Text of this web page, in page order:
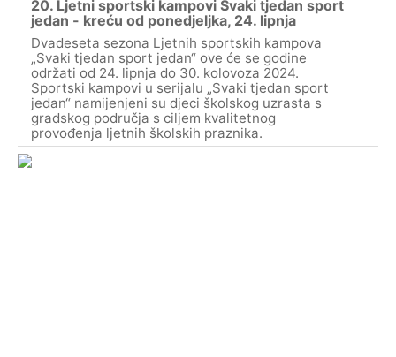
20. Ljetni sportski kampovi Svaki tjedan sport
jedan - kreću od ponedjeljka, 24. lipnja
Dvadeseta sezona Ljetnih sportskih kampova
„Svaki tjedan sport jedan“ ove će se godine
održati od 24. lipnja do 30. kolovoza 2024.
Sportski kampovi u serijalu „Svaki tjedan sport
jedan“ namijenjeni su djeci školskog uzrasta s
gradskog područja s ciljem kvalitetnog
provođenja ljetnih školskih praznika.